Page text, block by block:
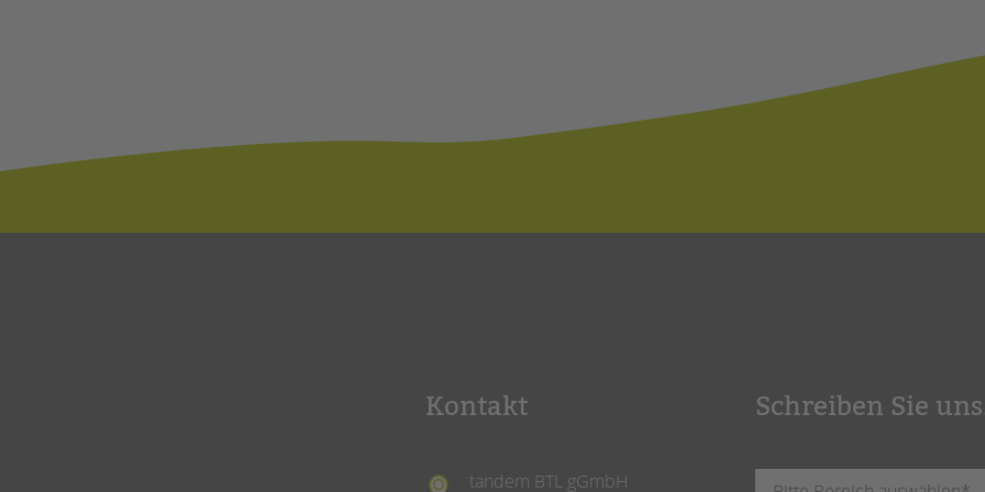
Kontakt
tandem BTL gGmbH
Schreiben Sie